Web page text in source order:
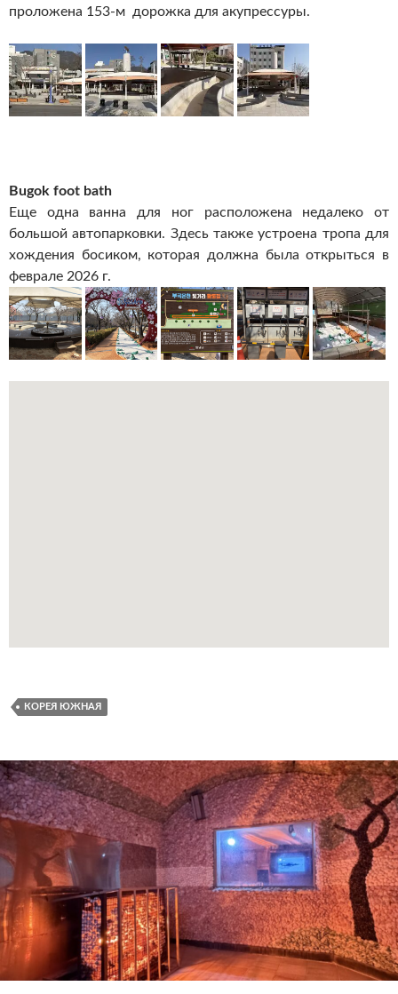
проложена 153-м дорожка для акупрессуры.
Bugok foot bath
Еще одна ванна для ног расположена недалеко от
большой автопарковки. Здесь также устроена тропа для
хождения босиком, которая должна была открыться в
феврале 2026 г.
КОРЕЯ ЮЖНАЯ